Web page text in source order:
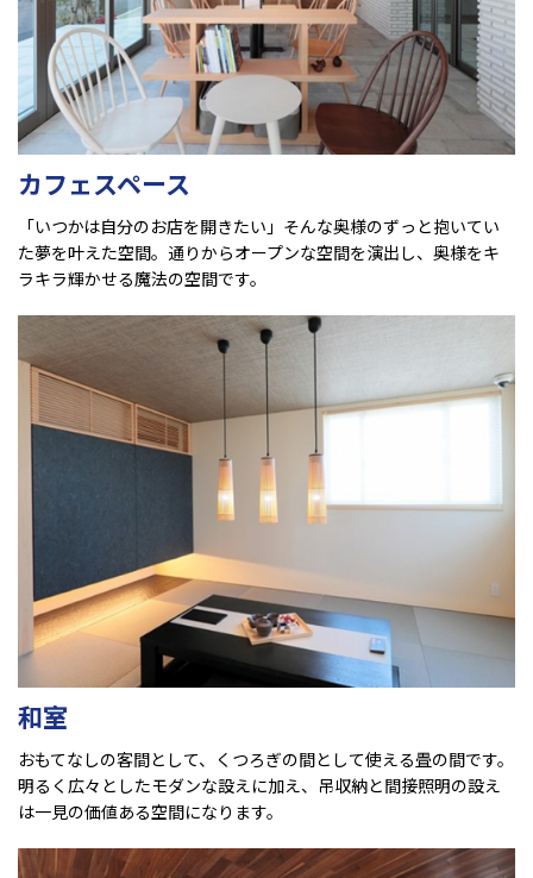
カフェスペース
「いつかは自分のお店を開きたい」そんな奥様のずっと抱いてい
た夢を叶えた空間。通りからオープンな空間を演出し、奥様をキ
ラキラ輝かせる魔法の空間です。
和室
おもてなしの客間として、くつろぎの間として使える畳の間です。
明るく広々としたモダンな設えに加え、吊収納と間接照明の設え
は一見の価値ある空間になります。